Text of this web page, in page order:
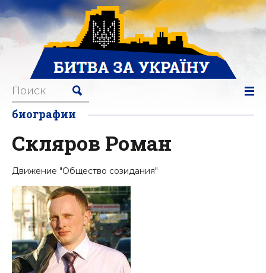
биографии
Скляров Роман
Движение "Общество созидания"